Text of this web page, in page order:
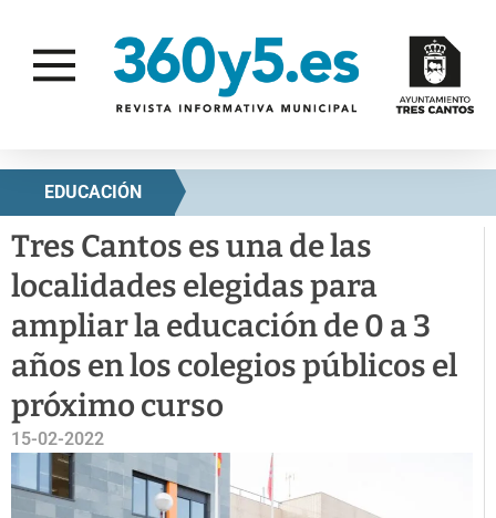
EDUCACIÓN
Tres Cantos es una de las
localidades elegidas para
ampliar la educación de 0 a 3
años en los colegios públicos el
próximo curso
15-02-2022